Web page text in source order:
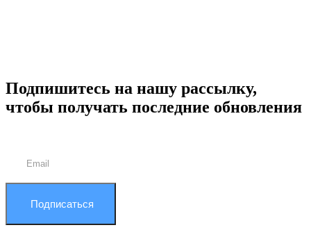
Подпишитесь на нашу рассылку,
чтобы получать последние обновления
Подписаться